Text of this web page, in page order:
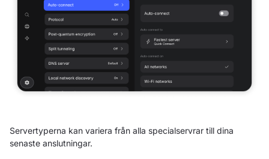
Servertyperna kan variera från alla specialservrar till dina
senaste anslutningar.